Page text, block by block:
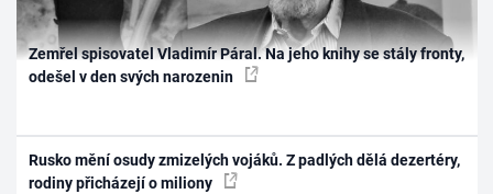
Zemřel spisovatel Vladimír Páral. Na jeho knihy se stály fronty,
odešel v den svých narozenin
Rusko mění osudy zmizelých vojáků. Z padlých dělá dezertéry,
rodiny přicházejí o miliony